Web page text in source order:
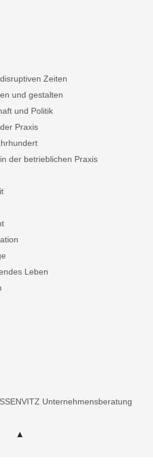
Zeiten
und gestalten
und Politik
Praxis
der betrieblichen Praxis
Leben
Unternehmensberatung